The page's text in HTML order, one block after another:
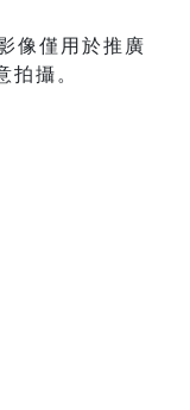
像僅用於推廣
拍攝。